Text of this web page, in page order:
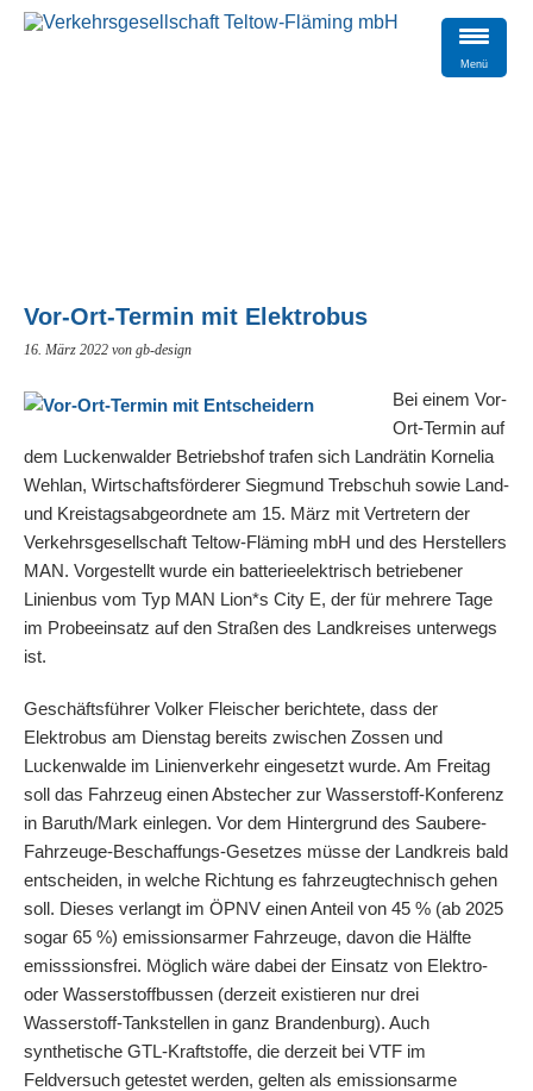
Vor-Ort-Termin mit Elektrobus
16. März 2022 von gb-design
Bei einem Vor-
Ort-Termin auf
dem Luckenwalder Betriebshof trafen sich Landrätin Kornelia
Wehlan, Wirtschaftsförderer Siegmund Trebschuh sowie Land-
und Kreistagsabgeordnete am 15. März mit Vertretern der
Verkehrsgesellschaft Teltow-Fläming mbH und des Herstellers
MAN. Vorgestellt wurde ein batterieelektrisch betriebener
Linienbus vom Typ MAN Lion*s City E, der für mehrere Tage
im Probeeinsatz auf den Straßen des Landkreises unterwegs
ist.
Geschäftsführer Volker Fleischer berichtete, dass der
Elektrobus am Dienstag bereits zwischen Zossen und
Luckenwalde im Linienverkehr eingesetzt wurde. Am Freitag
soll das Fahrzeug einen Abstecher zur Wasserstoff-Konferenz
in Baruth/Mark einlegen. Vor dem Hintergrund des Saubere-
Fahrzeuge-Beschaffungs-Gesetzes müsse der Landkreis bald
entscheiden, in welche Richtung es fahrzeugtechnisch gehen
soll. Dieses verlangt im ÖPNV einen Anteil von 45 % (ab 2025
sogar 65 %) emissionsarmer Fahrzeuge, davon die Hälfte
emisssionsfrei. Möglich wäre dabei der Einsatz von Elektro-
oder Wasserstoffbussen (derzeit existieren nur drei
Wasserstoff-Tankstellen in ganz Brandenburg). Auch
synthetische GTL-Kraftstoffe, die derzeit bei VTF im
Feldversuch getestet werden, gelten als emissionsarme
Menü